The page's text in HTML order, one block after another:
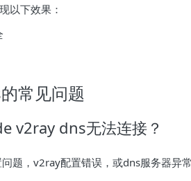
以下效果：
常见问题
v2ray dns无法连接？
题，v2ray配置错误，或dns服务器异常